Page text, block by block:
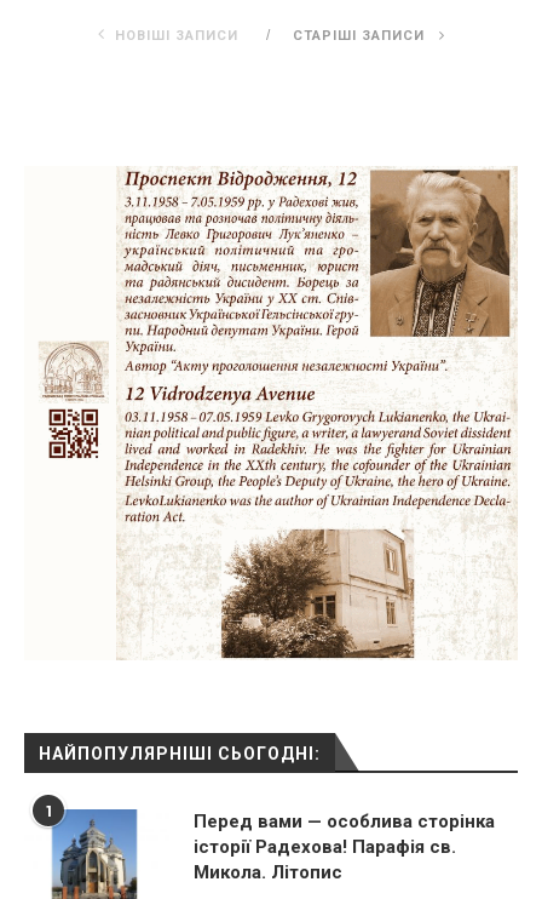
НОВІШІ ЗАПИСИ СТАРІШІ ЗАПИСИ
НАЙПОПУЛЯРНІШІ СЬОГОДНІ:
1
Перед вами — особлива сторінка
історії Радехова! Парафія св.
Микола. Літопис